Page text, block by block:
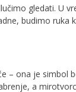
gledati. U
budimo ruka
– ona je simbol
a